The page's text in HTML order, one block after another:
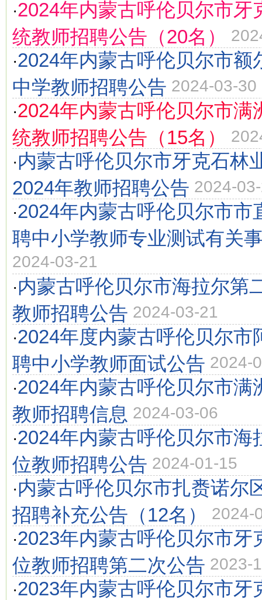
·2024年内蒙古呼伦贝尔市牙
统教师招聘公告（20名）
·2024年内蒙古呼伦贝尔市额
中学教师招聘公告 2024-03-30
·2024年内蒙古呼伦贝尔市满
统教师招聘公告（15名）
·内蒙古呼伦贝尔市牙克石林
2024年教师招聘公告 2024-
·2024年内蒙古呼伦贝尔市市
聘中小学教师专业测试有关
2024-03-21
·内蒙古呼伦贝尔市海拉尔第
教师招聘公告 2024-03-21
·2024年度内蒙古呼伦贝尔市
聘中小学教师面试公告 2024-
·2024年内蒙古呼伦贝尔市满
教师招聘信息 2024-03-06
·2024年内蒙古呼伦贝尔市海
位教师招聘公告 2024-01-15
·内蒙古呼伦贝尔市扎赉诺尔
招聘补充公告（12名）
2024-
·2023年内蒙古呼伦贝尔市牙
位教师招聘第二次公告 2023-
·2023年内蒙古呼伦贝尔市牙